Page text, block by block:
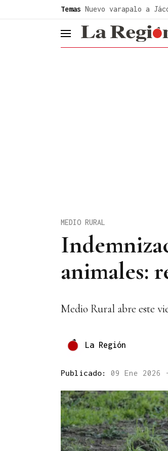
Temas Nuevo varapalo a
header.menu.open
animales:
MEDIO RURAL
Medio Rural abre este
La Región
Publicado: 09 Ene 2026